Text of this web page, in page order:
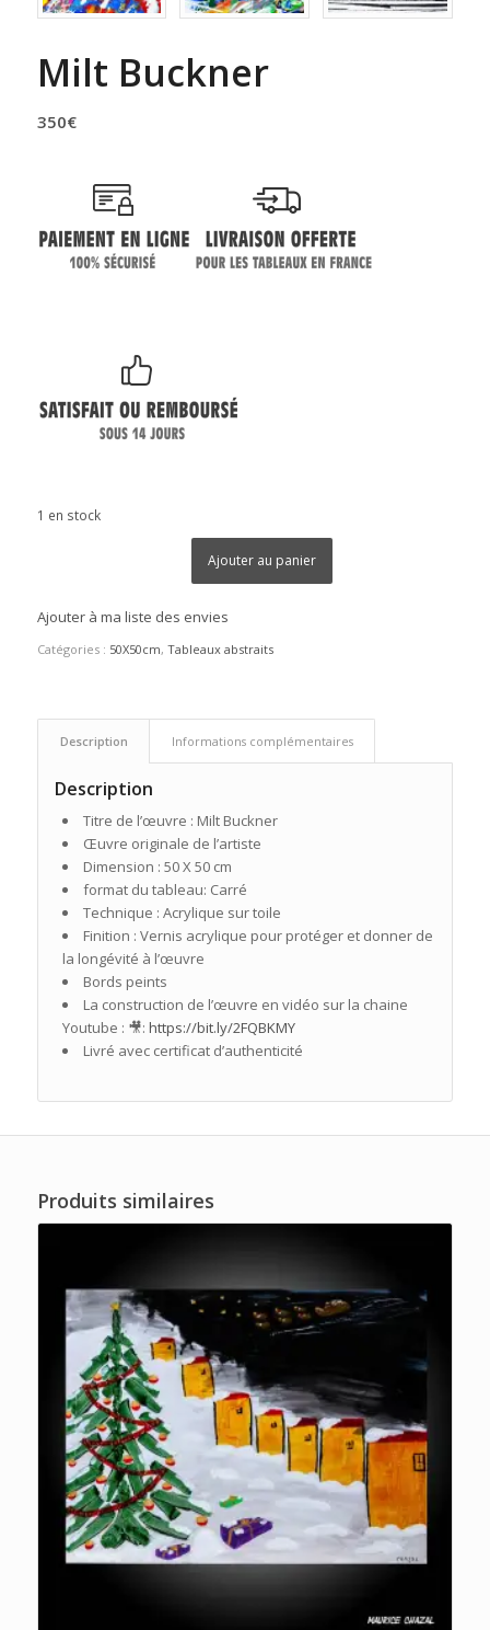
Milt Buckner
350€
1 en stock
Ajouter au panier
Ajouter à ma liste des envies
Catégories : 50X50cm, Tableaux abstraits
Description Informations complémentaires
Description
Titre de l’œuvre : Milt Buckner
Œuvre originale de l’artiste
Dimension : 50 X 50 cm
format du tableau: Carré
Technique : Acrylique sur toile
Finition : Vernis acrylique pour protéger et donner de
la longévité à l’œuvre
Bords peints
La construction de l’œuvre en vidéo sur la chaine
Youtube : 🎥: https://bit.ly/2FQBKMY
Livré avec certificat d’authenticité
Produits similaires